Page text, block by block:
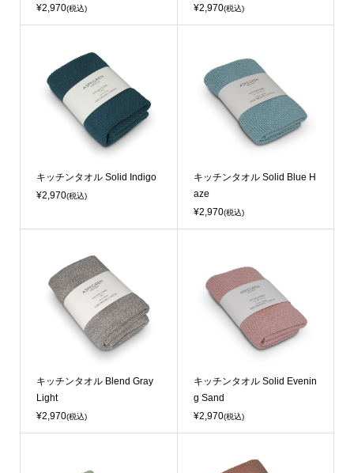
¥2,970(税込)
¥2,970(税込)
キッチンタオル Solid Indigo
¥2,970(税込)
キッチンタオル Solid Blue H
aze
¥2,970(税込)
キッチンタオル Blend Gray
Light
¥2,970(税込)
キッチンタオル Solid Evenin
g Sand
¥2,970(税込)